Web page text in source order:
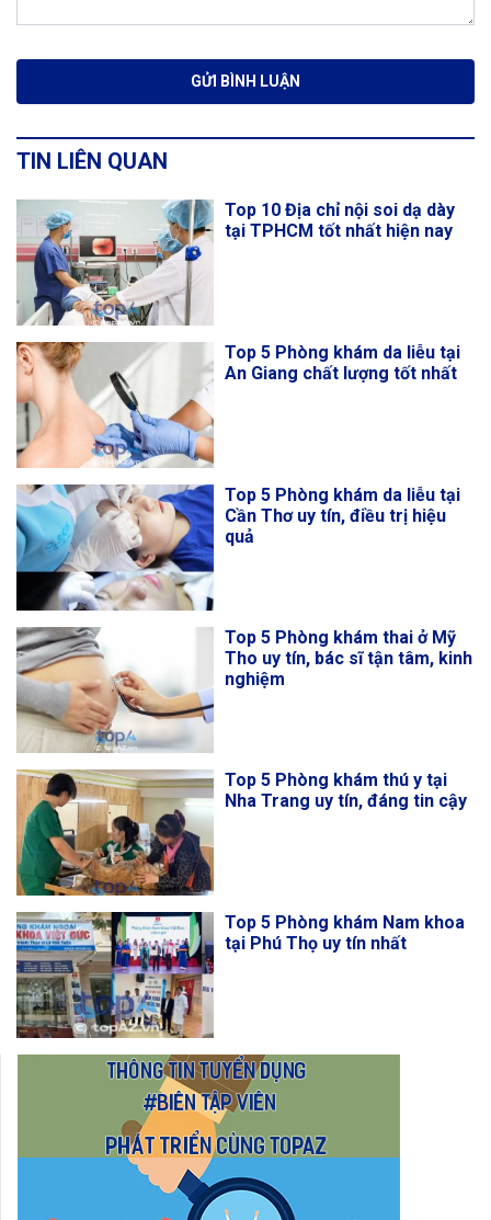
TIN LIÊN QUAN
Top 10 Địa chỉ nội soi dạ dày
tại TPHCM tốt nhất hiện nay
Top 5 Phòng khám da liễu tại
An Giang chất lượng tốt nhất
Top 5 Phòng khám da liễu tại
Cần Thơ uy tín, điều trị hiệu
quả
Top 5 Phòng khám thai ở Mỹ
Tho uy tín, bác sĩ tận tâm, kinh
nghiệm
Top 5 Phòng khám thú y tại
Nha Trang uy tín, đáng tin cậy
Top 5 Phòng khám Nam khoa
tại Phú Thọ uy tín nhất